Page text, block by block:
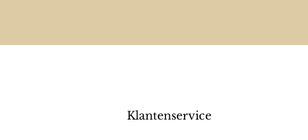
Klantenservice